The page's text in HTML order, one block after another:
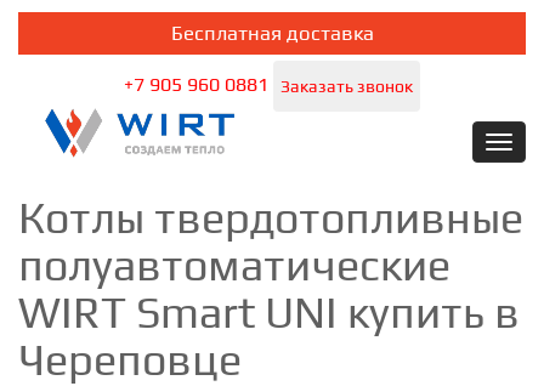
Бесплатная доставка
+7 905 960 0881 Заказать звонок
Котлы твердотопливные
полуавтоматические
WIRT Smart UNI купить в
Череповце